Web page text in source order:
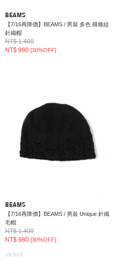
BEAMS
【7/16再降價】BEAMS / 男裝 多色 橫條紋
針織帽
NT$ 1,400
NT$ 980 [30%OFF]
BEAMS
【7/16再降價】BEAMS / 男裝 Unique 針織
毛帽
NT$ 1,400
NT$ 980 [30%OFF]
SOLDOUT